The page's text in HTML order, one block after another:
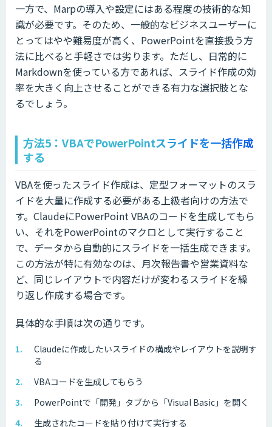
一方で、Marpの導入や設定にはある程度の技術的な知
識が必要です。そのため、一般的なビジネスユーザーに
とってはやや難易度が高く、PowerPointを直接扱う方
法に比べると手軽さでは劣ります。ただし、日常的に
Markdownを使っている方であれば、スライド作成の効
率を大きく向上させることができる有力な選択肢とな
るでしょう。
方法5：VBAでPowerPointスライドを一括作成
する
VBAを使ったスライド作成は、定型フォーマットのスラ
イドを大量に作成する必要がある上級者向けの方法で
す。ClaudeにPowerPoint VBAのコードを生成してもら
い、それをPowerPointのマクロとして実行すること
で、データから自動的にスライドを一括生成できます。
この方法が特に有効なのは、月次報告書や営業資料な
ど、同じレイアウトで内容だけが変わるスライドを繰
り返し作成する場合です。
具体的な手順は次の通りです。
Claudeに作成したいスライドの構成やレイアウトを説明す
る
VBAコードを生成してもらう
PowerPointで「開発」タブから「Visual Basic」を開く
生成されたコードを貼り付けて実行する